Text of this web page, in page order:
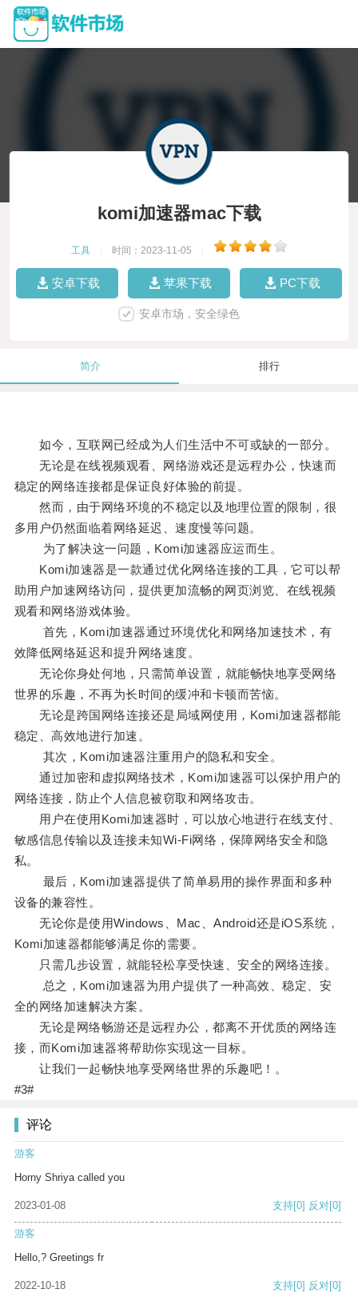
komi加速器mac下载
工具 时间：2023-11-05
安卓下载 苹果下载 PC下载
安卓市场，安全绿色
简介 排行
如今，互联网已经成为人们生活中不可或缺的一部分。
无论是在线视频观看、网络游戏还是远程办公，快速而
稳定的网络连接都是保证良好体验的前提。
然而，由于网络环境的不稳定以及地理位置的限制，很
多用户仍然面临着网络延迟、速度慢等问题。
为了解决这一问题，Komi加速器应运而生。
Komi加速器是一款通过优化网络连接的工具，它可以帮
助用户加速网络访问，提供更加流畅的网页浏览、在线视频
观看和网络游戏体验。
首先，Komi加速器通过环境优化和网络加速技术，有
效降低网络延迟和提升网络速度。
无论你身处何地，只需简单设置，就能畅快地享受网络
世界的乐趣，不再为长时间的缓冲和卡顿而苦恼。
无论是跨国网络连接还是局域网使用，Komi加速器都能
稳定、高效地进行加速。
其次，Komi加速器注重用户的隐私和安全。
通过加密和虚拟网络技术，Komi加速器可以保护用户的
网络连接，防止个人信息被窃取和网络攻击。
用户在使用Komi加速器时，可以放心地进行在线支付、
敏感信息传输以及连接未知Wi-Fi网络，保障网络安全和隐
私。
最后，Komi加速器提供了简单易用的操作界面和多种
设备的兼容性。
无论你是使用Windows、Mac、Android还是iOS系统，
Komi加速器都能够满足你的需要。
只需几步设置，就能轻松享受快速、安全的网络连接。
总之，Komi加速器为用户提供了一种高效、稳定、安
全的网络加速解决方案。
无论是网络畅游还是远程办公，都离不开优质的网络连
接，而Komi加速器将帮助你实现这一目标。
让我们一起畅快地享受网络世界的乐趣吧！。
#3#
评论
游客
Horny Shriya called you
2023-01-08 支持[0] 反对[0]
游客
Hello,? Greetings fr
2022-10-18 支持[0] 反对[0]